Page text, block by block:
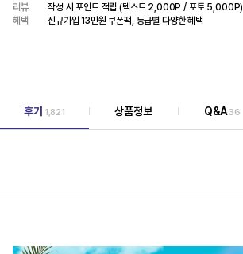
리뷰
작성 시 포인트 적립 (텍스트 2,000P / 포토 5,000P)
혜택
신규가입 13만원 쿠폰팩, 등급별 다양한 혜택
후기 1,821 상품정보 Q&A36